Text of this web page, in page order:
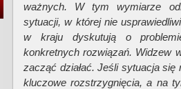
ważnych. W tym wymiarze
sytuacji, w której nie
w kraju dyskutują o
konkretnych rozwiązań. Widzew
zacząć działać. Jeśli sytuacja się
kluczowe rozstrzygnięcia, a na